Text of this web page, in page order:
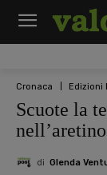
Cronaca Edizioni
Scuote la
di Glenda